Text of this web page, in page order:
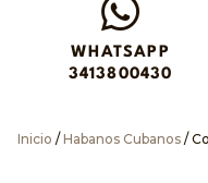
WHATSAPP
3413800430
Inicio / Habanos Cubanos /